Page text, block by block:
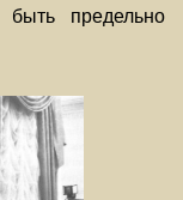
быть предельно